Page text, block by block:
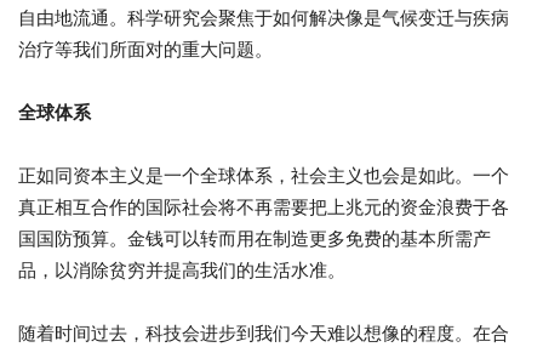
自由地流通。科学研究会聚焦于如何解决像是气候变迁与疾病
治疗等我们所面对的重大问题。
全球体系
正如同资本主义是一个全球体系，社会主义也会是如此。一个
真正相互合作的国际社会将不再需要把上兆元的资金浪费于各
国国防预算。金钱可以转而用在制造更多免费的基本所需产
品，以消除贫穷并提高我们的生活水准。
随着时间过去，科技会进步到我们今天难以想像的程度。在合